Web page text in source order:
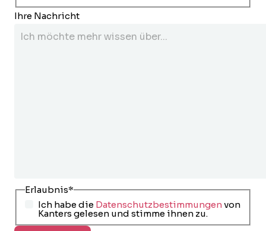
Ihre Nachricht
Erlaubnis*
Ich habe die Datenschutzbestimmungenvon
Kanters gelesen und stimme ihnen zu.